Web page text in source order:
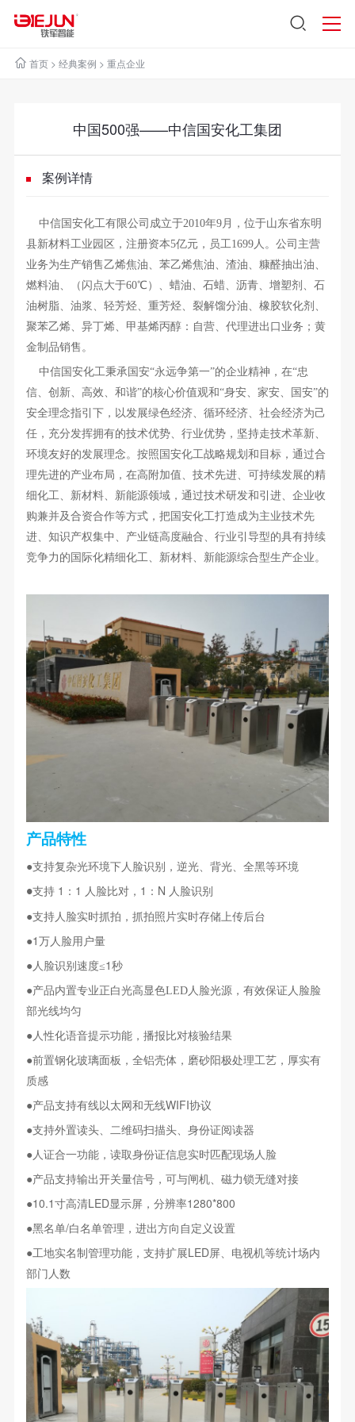
首页> 经典案例 > 重点企业
中国500强——中信国安化工集团
案例详情
中信国安化工有限公司成立于2010年9月，位于山东省东明
县新材料工业园区，注册资本5亿元，员工1699人。公司主营
业务为生产销售乙烯焦油、苯乙烯焦油、渣油、糠醛抽出油、
燃料油、（闪点大于60℃）、蜡油、石蜡、沥青、增塑剂、石
油树脂、油浆、轻芳烃、重芳烃、裂解馏分油、橡胶软化剂、
聚苯乙烯、异丁烯、甲基烯丙醇：自营、代理进出口业务；黄
金制品销售。
中信国安化工秉承国安“永远争第一”的企业精神，在“忠
信、创新、高效、和谐”的核心价值观和“身安、家安、国安”的
安全理念指引下，以发展绿色经济、循环经济、社会经济为己
任，充分发挥拥有的技术优势、行业优势，坚持走技术革新、
环境友好的发展理念。按照国安化工战略规划和目标，通过合
理先进的产业布局，在高附加值、技术先进、可持续发展的精
细化工、新材料、新能源领域，通过技术研发和引进、企业收
购兼并及合资合作等方式，把国安化工打造成为主业技术先
进、知识产权集中、产业链高度融合、行业引导型的具有持续
竞争力的国际化精细化工、新材料、新能源综合型生产企业。
产品特性
●支持复杂光环境下人脸识别，逆光、背光、全黑等环境
●支持 1：1 人脸比对，1：N 人脸识别
●支持人脸实时抓拍，抓拍照片实时存储上传后台
●1 万人脸用户量
●人脸识别速度≤1 秒
●产品内置专业正白光高显色LED人脸光源，有效保证人脸脸
部光线均匀
●人性化语音提示功能，播报比对核验结果
●前置钢化玻璃面板，全铝壳体，磨砂阳极处理工艺，厚实有
质感
●产品支持有线以太网和无线WIFI协议
●支持外置读头、二维码扫描头、身份证阅读器
●人证合一功能，读取身份证信息实时匹配现场人脸
●产品支持输出开关量信号，可与闸机、磁力锁无缝对接
●10.1 寸高清LED显示屏，分辨率1280*800
●黑名单/白名单管理，进出方向自定义设置
●工地实名制管理功能，支持扩展LED屏、电视机等统计场内
部门人数